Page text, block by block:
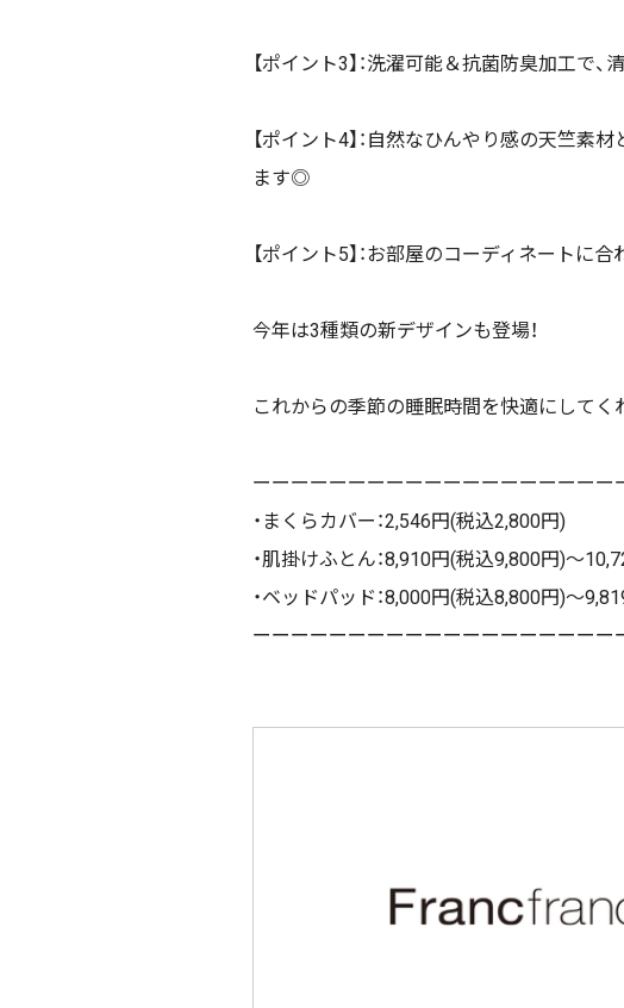
【ポイント3】：洗濯可能＆抗菌防臭加工で、
【ポイント4】：自然なひんやり感の天竺
ます◎
【ポイント5】：お部屋のコーディネート
今年は3種類の新デザインも登場！
これからの季節の睡眠時間を快適にしてく
ーーーーーーーーーーーーーーーーーー
・まくらカバー：2,546円(税込2,800円)
・肌掛けふとん：8,910円(税込9,800円)～
・ベッドパッド：8,000円(税込8,800円)～
ーーーーーーーーーーーーーーーーーー